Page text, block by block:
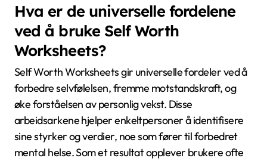
Hva er de universelle fordelene
ved å bruke Self Worth
Worksheets?
Self Worth Worksheets gir universelle fordeler ved å
forbedre selvfølelsen, fremme motstandskraft, og
øke forståelsen av personlig vekst. Disse
arbeidsarkene hjelper enkeltpersoner å identifisere
sine styrker og verdier, noe som fører til forbedret
mental helse. Som et resultat opplever brukere ofte